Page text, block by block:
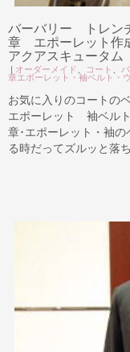
バーバリー トレン
章 エポーレット
アクアスキュータ
| オーダーメイド コート
章エポーレット・袖ベルト・
お気に入りのコート
エポーレット 袖ベル
章･エポーレット・袖
る時だってズルッと落